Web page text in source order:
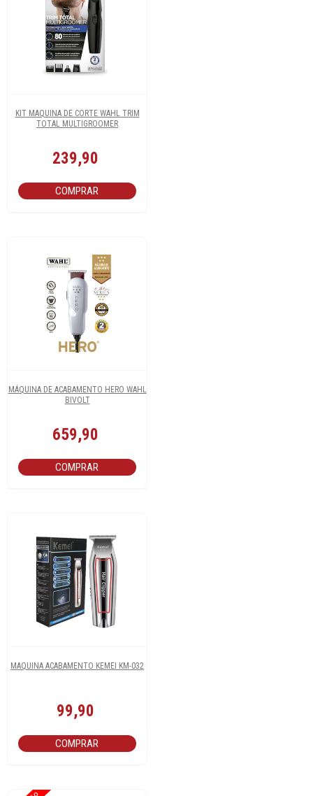
KIT MAQUINA DE CORTE WAHL TRIM
TOTAL MULTIGROOMER
239,90
COMPRAR
MÁQUINA DE ACABAMENTO HERO WAHL
BIVOLT
659,90
COMPRAR
MAQUINA ACABAMENTO KEMEI KM-032
99,90
COMPRAR